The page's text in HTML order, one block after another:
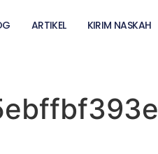
ARTIKEL KIRIM NASKAH